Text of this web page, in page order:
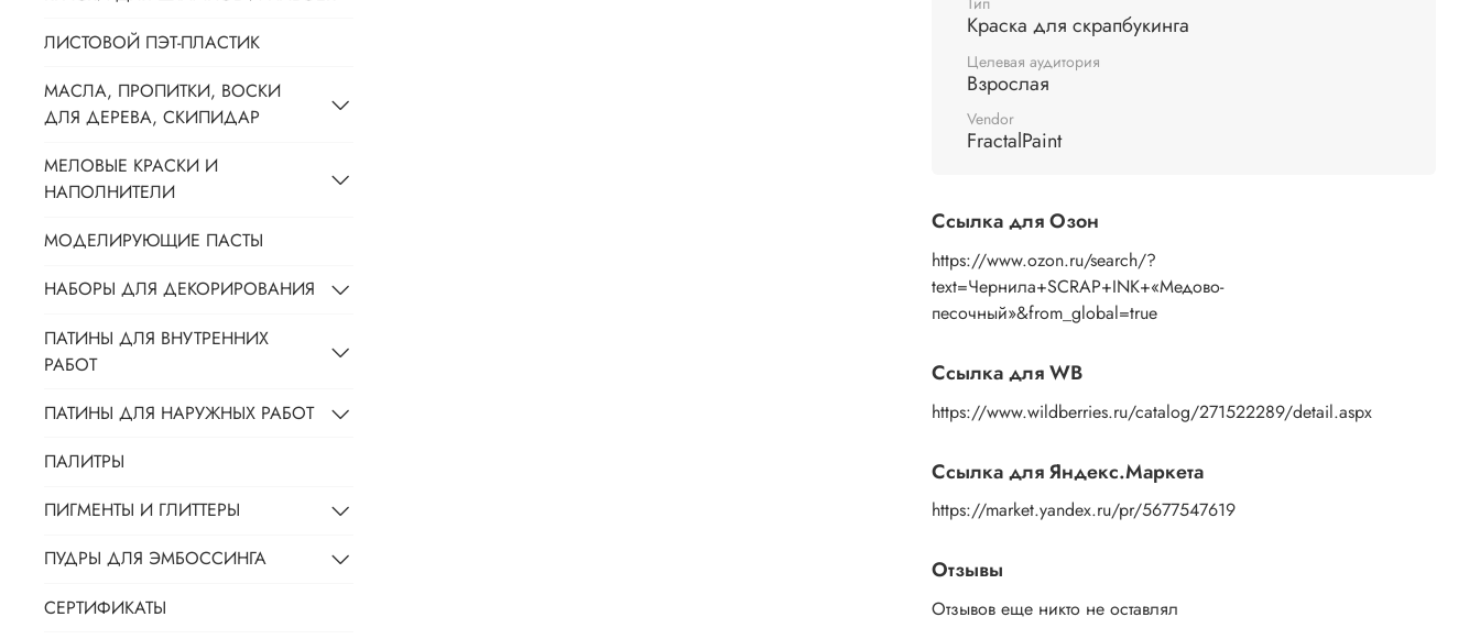
Краска для скрапбукинга
Целевая аудитория
Взрослая
Vendor
FractalPaint
Ссылка для Озон
https://www.ozon.ru/search/?
text=Чернила+SCRAP+INK+«Медово-
песочный»&from_global=true
Ссылка для WB
https://www.wildberries.ru/catalog/271522289/detail.aspx
Ссылка для Яндекс.Маркета
https://market.yandex.ru/pr/5677547619
Отзывы
Отзывов еще никто не оставлял
ЛИСТОВОЙ ПЭТ-ПЛАСТИК
МАСЛА, ПРОПИТКИ, ВОСКИ
ДЛЯ ДЕРЕВА, СКИПИДАР
МЕЛОВЫЕ КРАСКИ И
НАПОЛНИТЕЛИ
МОДЕЛИРУЮЩИЕ ПАСТЫ
НАБОРЫ ДЛЯ ДЕКОРИРОВАНИЯ
ПАТИНЫ ДЛЯ ВНУТРЕННИХ
РАБОТ
ПАТИНЫ ДЛЯ НАРУЖНЫХ РАБОТ
ПАЛИТРЫ
ПИГМЕНТЫ И ГЛИТТЕРЫ
ПУДРЫ ДЛЯ ЭМБОССИНГА
СЕРТИФИКАТЫ